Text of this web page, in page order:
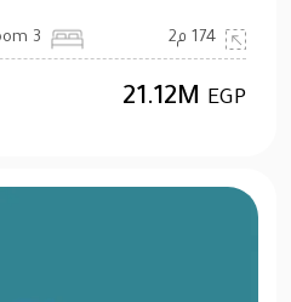
174 م2 3 bedroom
21.12M EGP